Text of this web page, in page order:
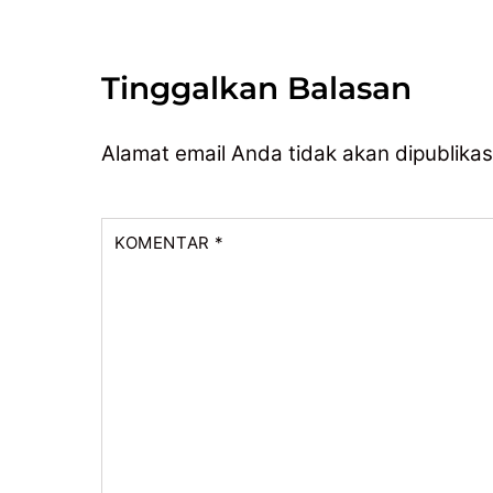
Tinggalkan Balasan
Alamat email Anda tidak akan
KOMENTAR *